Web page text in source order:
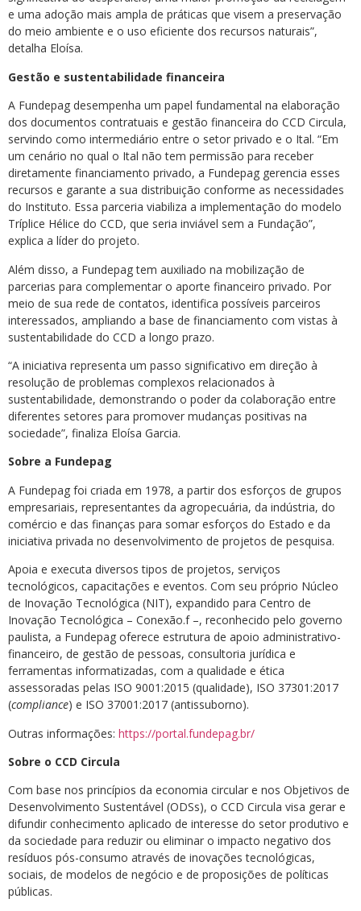
e uma adoção mais ampla de práticas que visem a preservação
do meio ambiente e o uso eficiente dos recursos naturais”,
detalha Eloísa.
Gestão e sustentabilidade financeira
A Fundepag desempenha um papel fundamental na elaboração
dos documentos contratuais e gestão financeira do CCD Circula,
servindo como intermediário entre o setor privado e o Ital. “Em
um cenário no qual o Ital não tem permissão para receber
diretamente financiamento privado, a Fundepag gerencia esses
recursos e garante a sua distribuição conforme as necessidades
do Instituto. Essa parceria viabiliza a implementação do modelo
Tríplice Hélice do CCD, que seria inviável sem a Fundação”,
explica a líder do projeto.
Além disso, a Fundepag tem auxiliado na mobilização de
parcerias para complementar o aporte financeiro privado. Por
meio de sua rede de contatos, identifica possíveis parceiros
interessados, ampliando a base de financiamento com vistas à
sustentabilidade do CCD a longo prazo.
“A iniciativa representa um passo significativo em direção à
resolução de problemas complexos relacionados à
sustentabilidade, demonstrando o poder da colaboração entre
diferentes setores para promover mudanças positivas na
sociedade”, finaliza Eloísa Garcia.
Sobre a Fundepag
A Fundepag foi criada em 1978, a partir dos esforços de grupos
empresariais, representantes da agropecuária, da indústria, do
comércio e das finanças para somar esforços do Estado e da
iniciativa privada no desenvolvimento de projetos de pesquisa.
Apoia e executa diversos tipos de projetos, serviços
tecnológicos, capacitações e eventos. Com seu próprio Núcleo
de Inovação Tecnológica (NIT), expandido para Centro de
Inovação Tecnológica – Conexão.f –, reconhecido pelo governo
paulista, a Fundepag oferece estrutura de apoio administrativo-
financeiro, de gestão de pessoas, consultoria jurídica e
ferramentas informatizadas, com a qualidade e ética
assessoradas pelas ISO 9001:2015 (qualidade), ISO 37301:2017
(compliance) e ISO 37001:2017 (antissuborno).
Outras informações: https://portal.fundepag.br/
Sobre o CCD Circula
Com base nos princípios da economia circular e nos Objetivos de
Desenvolvimento Sustentável (ODSs), o CCD Circula visa gerar e
difundir conhecimento aplicado de interesse do setor produtivo e
da sociedade para reduzir ou eliminar o impacto negativo dos
resíduos pós-consumo através de inovações tecnológicas,
sociais, de modelos de negócio e de proposições de políticas
públicas.